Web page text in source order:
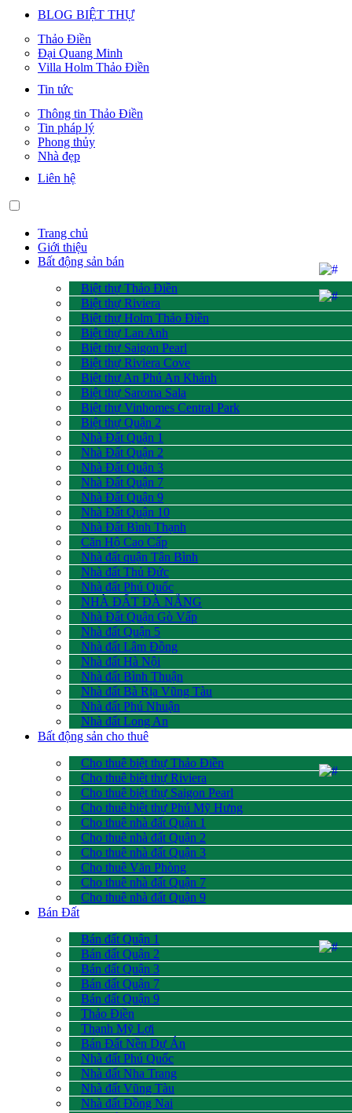
BLOG BIỆT THỰ
Thảo Điền
Đại Quang Minh
Villa Holm Thảo Điền
Tin tức
Thông tin Thảo Điền
Tin pháp lý
Phong thủy
Nhà đẹp
Liên hệ
Trang chủ
Giới thiệu
Bất động sản bán
Biệt thự Thảo Điền
Biệt thự Riviera
Biệt thự Holm Thảo Điền
Biệt thự Lan Anh
Biệt thự Saigon Pearl
Biệt thự Riviera Cove
Biệt thự An Phú An Khánh
Biệt thự Saroma Sala
Biệt thự Vinhomes Central Park
Biệt thự Quận 2
Nhà Đất Quận 1
Nhà Đất Quận 2
Nhà Đất Quận 3
Nhà Đất Quận 7
Nhà Đất Quận 9
Nhà Đất Quận 10
Nhà Đất Bình Thạnh
Căn Hộ Cao Cấp
Nhà đất quận Tân Bình
Nhà đất Thủ Đức
Nhà đất Phú Quốc
NHÀ ĐẤT ĐÀ NẴNG
Nhà Đất Quận Gò Vấp
Nhà đất Quận 5
Nhà đất Lâm Đồng
Nhà đất Hà Nội
Nhà đất Bình Thuận
Nhà đất Bà Rịa Vũng Tàu
Nhà đất Phú Nhuận
Nhà đất Long An
Bất động sản cho thuê
Cho thuê biệt thự Thảo Điền
Cho thuê biệt thự Riviera
Cho thuê biệt thự Saigon Pearl
Cho thuê biệt thự Phú Mỹ Hưng
Cho thuê nhà đất Quận 1
Cho thuê nhà đất Quận 2
Cho thuê nhà đất Quận 3
Cho thuê Văn Phòng
Cho thuê nhà đất Quận 7
Cho thuê nhà đất Quận 9
Bán Đất
Bán đất Quận 1
Bán đất Quận 2
Bán đất Quận 3
Bán đất Quận 7
Bán đất Quận 9
Thảo Điền
Thạnh Mỹ Lợi
Bán Đất Nền Dự Án
Nhà đất Phú Quốc
Nhà đất Nha Trang
Nhà đất Vũng Tàu
Nhà đất Đồng Nai